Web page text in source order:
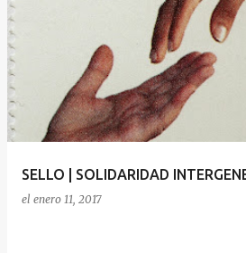
SELLO | SOLIDARIDAD
el enero 11, 2017